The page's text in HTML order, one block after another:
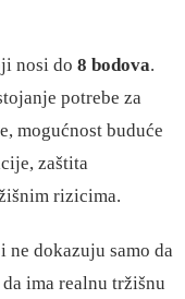
nosi do 8 bodova.
potrebe za
mogućnost buduće
zaštita
rizicima.
dokazuju samo da
ima realnu tržišnu